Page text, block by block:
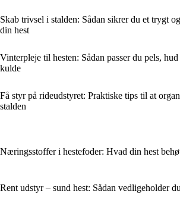
Skab trivsel i stalden: Sådan sikrer du et trygt
din hest
Vinterpleje til hesten: Sådan passer du pels,
kulde
Få styr på rideudstyret: Praktiske tips til at
stalden
Næringsstoffer i hestefoder: Hvad din hest
Rent udstyr – sund hest: Sådan vedligeholder